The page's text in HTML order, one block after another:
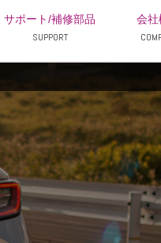
サポート/補修部品
SUPPORT
会社